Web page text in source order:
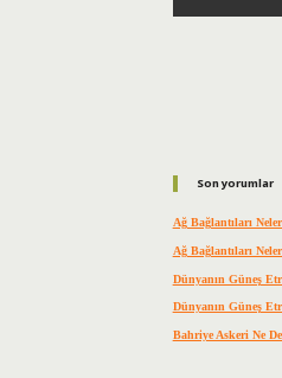
Son yorumlar
Ağ Bağlantıları
Ağ Bağlantıları
Dünyanın Güneş
Dünyanın Güneş
Bahriye Askeri Ne